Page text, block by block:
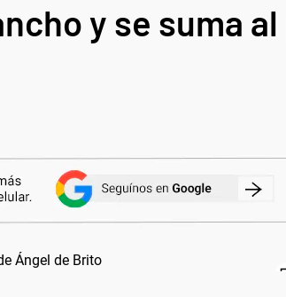
y se suma